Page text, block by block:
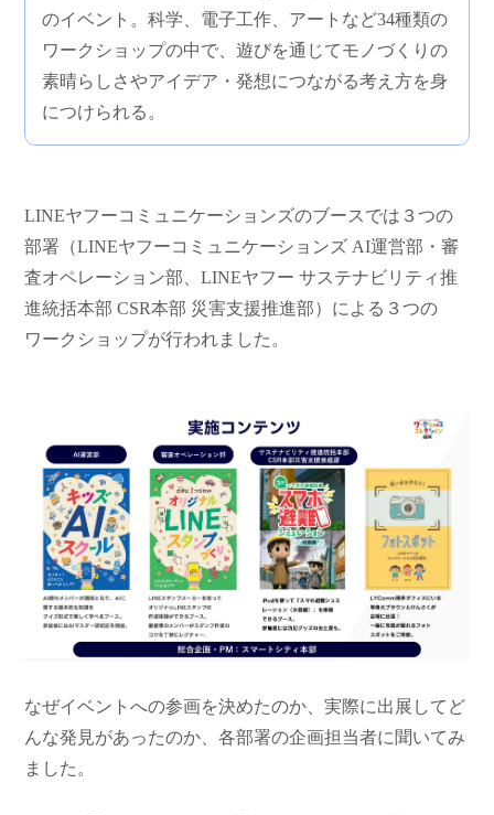
のイベント。科学、電子工作、アートなど34種類の
ワークショップの中で、遊びを通じてモノづくりの
素晴らしさやアイデア・発想につながる考え方を身
につけられる。
LINEヤフーコミュニケーションズのブースでは３つの
部署（LINEヤフーコミュニケーションズ AI運営部・審
査オペレーション部、LINEヤフー サステナビリティ推
進統括本部 CSR本部 災害支援推進部）による３つの
ワークショップが行われました。
なぜイベントへの参画を決めたのか、実際に出展してど
んな発見があったのか、各部署の企画担当者に聞いてみ
ました。